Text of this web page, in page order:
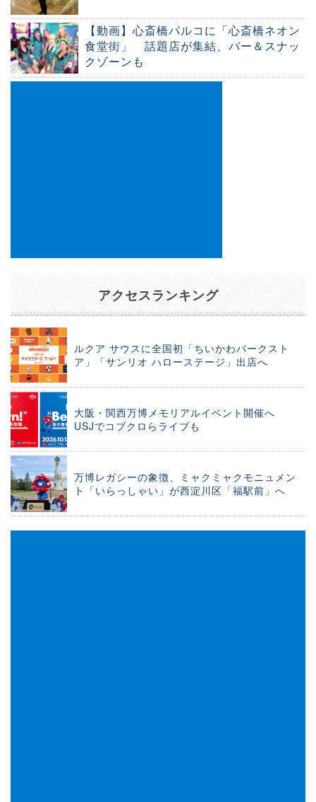
【動画】心斎橋パルコに「心斎橋ネオン
食堂街」 話題店が集結、バー＆スナッ
クゾーンも
アクセスランキング
ルクア サウスに全国初「ちいかわパークスト
ア」「サンリオ ハローステージ」出店へ
大阪・関西万博メモリアルイベント開催へ
USJでコブクロらライブも
万博レガシーの象徴、ミャクミャクモニュメン
ト「いらっしゃい」が西淀川区「福駅前」へ